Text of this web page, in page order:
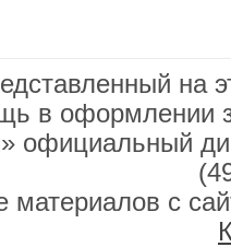
на
в оформлении
официальный
материалов с